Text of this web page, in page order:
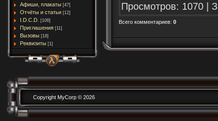
Афиши, плакаты [47]
Отчёты и статьи [12]
I.D.C.D. [108]
Приглашения [11]
Вызовы [18]
Реквизиты [1]
Просмотров: 1070 |
Всего комментариев: 0
Copyright MyCorp © 2026